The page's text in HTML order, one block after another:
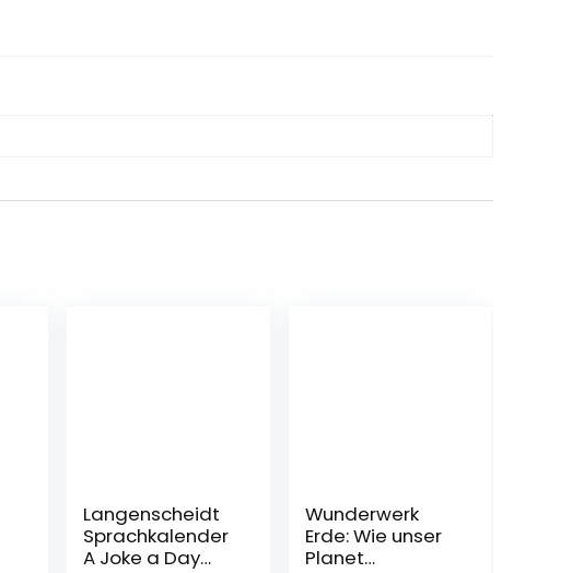
Langenscheidt
Sprachkalender
A Joke a Day
Wunderwerk
Erde: Wie unser
Planet